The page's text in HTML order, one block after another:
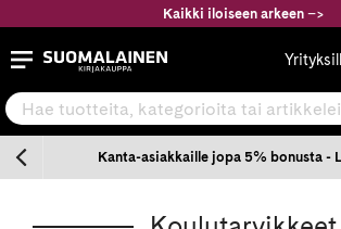
Kaikki iloiseen arkeen –>
Hae tuotteita, kategorioita tai artikkeleita
Kanta-asiakkaille jopa 5% bonusta -